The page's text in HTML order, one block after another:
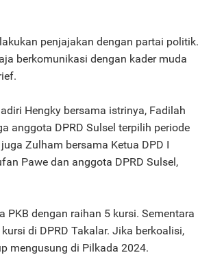
penjajakan dengan partai politik.
berkomunikasi dengan kader muda
Hengky bersama istrinya, Fadilah
anggota DPRD Sulsel terpilih periode
Zulham bersama Ketua DPD I
Pawe dan anggota DPRD Sulsel,
PKB dengan raihan 5 kursi. Sementara
di DPRD Takalar. Jika berkoalisi,
mengusung di Pilkada 2024.